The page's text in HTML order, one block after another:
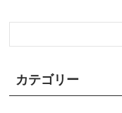
カテゴリー